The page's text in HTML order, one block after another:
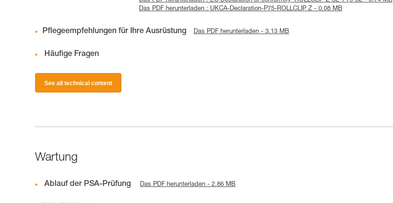
Das PDF herunterladen : UKCA-Declaration-P75-ROLLCLIP Z - 0.08 MB
Pflegeempfehlungen für Ihre Ausrüstung Das PDF herunterladen - 3.13 MB
Häufige Fragen
See all technical content
Wartung
Ablauf der PSA-Prüfung Das PDF herunterladen - 2.86 MB